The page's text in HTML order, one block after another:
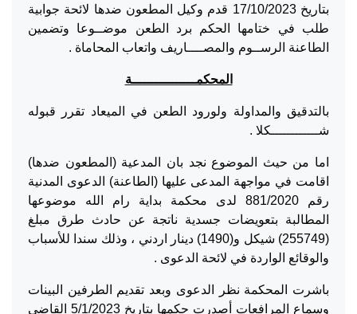
بتاريخ 17/10/2023 قدم وكيل المطعون ضدها لائحة جوابية
طلب في ختامها الحكم برد الطعن موضــوعا وتضمين
الطاعنة الرســوم والمصــــاريف واتعاب المحاماة .
المحكمــــــــــــــــة
بالتدقيق والمداولة ولورود الطعن في الميعاد تقرر قبوله
شــــــــــــكلا .
اما من حيث الموضوع نجد بان المدعية (المطعون ضدها)
اقامت في مواجهة المدعى عليها (الطاعنة) الدعوى المدنية
رقم 881/2020 لدى محكمة بداية رام الله موضوعها
المطالبة بتعويضات جسدية ناتجة عن حادث طرق مبلغ
(255749) شيكل و(1490) دينار اردني ، وذلك سندا للأسباب
والوقائع الواردة في لائحة الدعوى .
باشرت المحكمة نظر الدعوى وبعد تقديم الطرفين البينات
وسماع المرافعات أصدرت حكمها بتاريخ 5/1/2023 القاضي